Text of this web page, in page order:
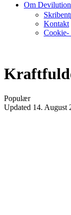
Om Devilution
Kontakt
Populær
Updated 14. August